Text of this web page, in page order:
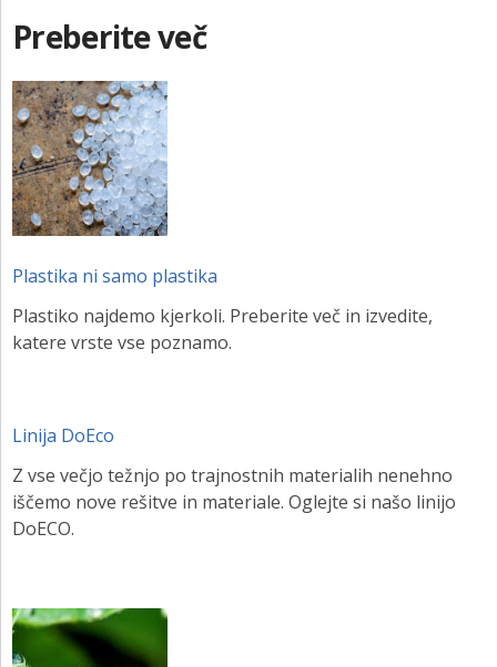
Preberite več
Plastika ni samo plastika
Plastiko najdemo kjerkoli. Preberite več in izvedite,
katere vrste vse poznamo.
Linija DoEco
Z vse večjo težnjo po trajnostnih materialih nenehno
iščemo nove rešitve in materiale. Oglejte si našo linijo
DoECO.